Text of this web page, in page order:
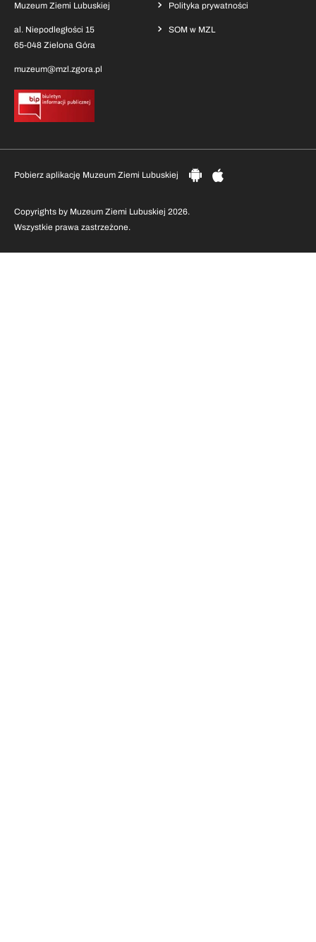
Muzeum Ziemi Lubuskiej
al. Niepodległości 15
65-048 Zielona Góra
muzeum@mzl.zgora.pl
Polityka prywatności
SOM w MZL
Copyrights by Muzeum Ziemi Lubuskiej 2026.
Wszystkie prawa zastrzeżone.
Pobierz aplikację Muzeum Ziemi Lubuskiej